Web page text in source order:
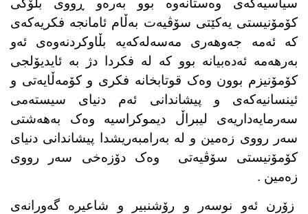
سیاسیەکەی وەستانەوە بوو بەرەو ڕووی بلۆکی
کۆمۆنیستی یەکێتی سۆڤیەت بەڵام ئامانجە فکریەکەی
کە ئەمە جەوهەری مەسەلەکەیە بڵاوکردنەوەی ئەو
بەرهەمە ئەدەبیانە بوو کە لە فکردا دژ بە ئایدیۆلجی
کۆمۆنیزم بوون وەک قوتابخانە فکری و کۆمەڵایەتی و
ئینسانیەکەی و پیشاندانی ئەم دنیای سیستەمی
سەرمایەداریەی لیبراڵ دیموکراسیە وەک بەهەشتی
سەر رووی زەمین و لە بەرامبەریشدا پیشاندانی دنیای
کۆمۆنیستی سۆڤیەتی وەک دۆزەخی سەر رووی
زەمین .
زۆرن ئەو نوسەر و رۆشنبیر و شاعیرە گەورانەی